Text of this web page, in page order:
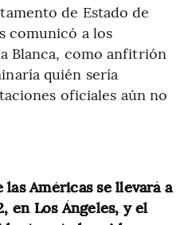
de Estado de
comunicó a los
Blanca, como anfitrión
quién sería
oficiales aún no
Américas se llevará a
en Los Ángeles, y el